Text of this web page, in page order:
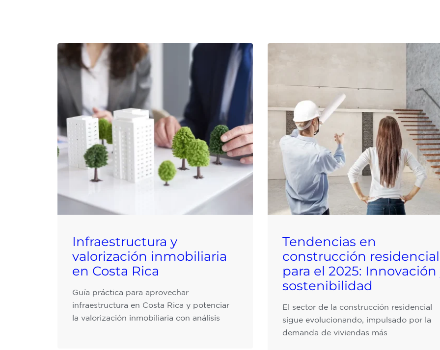
Infraestructura y
valorización inmobiliaria
en Costa Rica
Guía práctica para aprovechar
infraestructura en Costa Rica y potenciar
la valorización inmobiliaria con análisis
Tendencias en
construcción residencial
para el 2025: Innovación
sostenibilidad
El sector de la construcción residencial
sigue evolucionando, impulsado por la
demanda de viviendas más